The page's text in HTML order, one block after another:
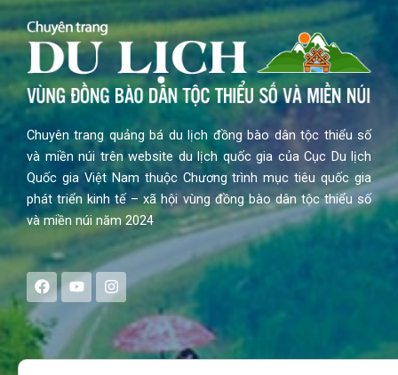
Chuyên trang quảng bá du lịch đồng bào dân tộc thiểu số
và miền núi trên website du lịch quốc gia của Cục Du lịch
Quốc gia Việt Nam thuộc Chương trình mục tiêu quốc gia
phát triển kinh tế – xã hội vùng đồng bào dân tộc thiểu số
và miền núi năm 2024
F
a
c
e
b
o
Y
o
u
t
u
b
I
n
s
a
g
Search